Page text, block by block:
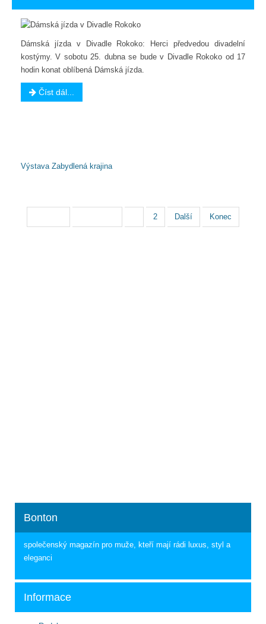
Dámská jízda v Divadle Rokoko: Herci předvedou divadelní
kostýmy. V sobotu 25. dubna se bude v Divadle Rokoko od 17
hodin konat oblíbená Dámská jízda.
Číst dál...
Výstava Zabydlená krajina
2 Další Konec
Bonton
společenský magazín pro muže, kteří mají rádi luxus, styl a
eleganci
Informace